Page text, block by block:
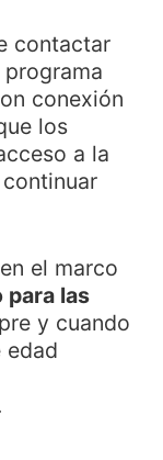
contactar
conexión
los
a la
el marco
para las
y cuando
edad